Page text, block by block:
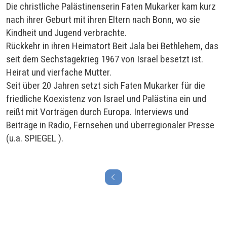
Die christliche Palästinenserin Faten Mukarker kam kurz
nach ihrer Geburt mit ihren Eltern nach Bonn, wo sie
Kindheit und Jugend verbrachte.
Rückkehr in ihren Heimatort Beit Jala bei Bethlehem, das
seit dem Sechstagekrieg 1967 von Israel besetzt ist.
Heirat und vierfache Mutter.
Seit über 20 Jahren setzt sich Faten Mukarker für die
friedliche Koexistenz von Israel und Palästina ein und
reißt mit Vorträgen durch Europa. Interviews und
Beiträge in Radio, Fernsehen und überregionaler Presse
(u.a. SPIEGEL ).